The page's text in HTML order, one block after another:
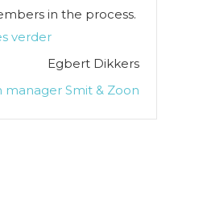
in the process.
verder“Inspiring and
Egbert Dikkers
manager Smit & Zoon